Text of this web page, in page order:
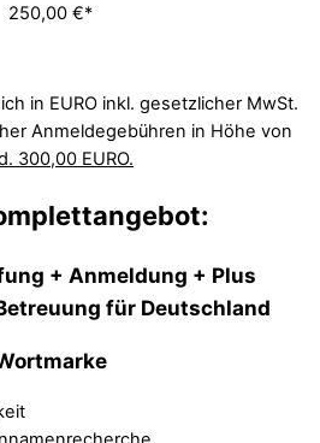
250,00 €*
in EURO inkl. gesetzlicher MwSt.
Anmeldegebühren in Höhe von
300,00 EURO.
+ Anmeldung + Plus
für Deutschland